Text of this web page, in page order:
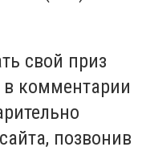
свой приз
в комментарии
позвонив